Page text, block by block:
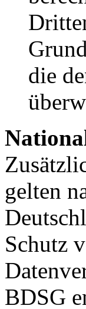
die
gelten
Schutz
BDSG